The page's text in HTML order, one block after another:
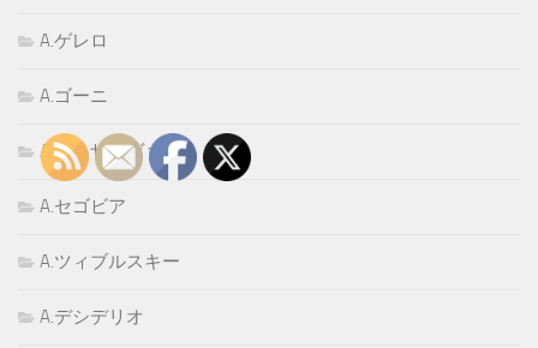
A.ゲレロ
A.ゴーニ
A.スレザコヴァ
A.セゴビア
A.ツィブルスキー
A.デシデリオ